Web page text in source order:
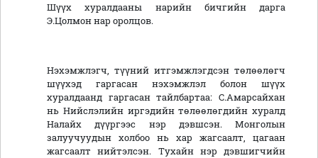
Шүүх хуралдааны нарийн бичгийн дарга
Э.Цолмон нар оролцов.
Нэхэмжлэгч, түүний итгэмжлэгдсэн төлөөлөгч
шүүхэд гаргасан нэхэмжлэл болон шүүх
хуралдаанд гаргасан тайлбартаа: С.Амарсайхан
нь Нийслэлийн иргэдийн төлөөлөгдийн хуралд
Налайх дүүргээс нэр дэвшсэн. Монголын
залуучуудын холбоо нь хар жагсаалт, цагаан
жагсаалт нийтэлсэн. Тухайн нэр дэвшигчийн